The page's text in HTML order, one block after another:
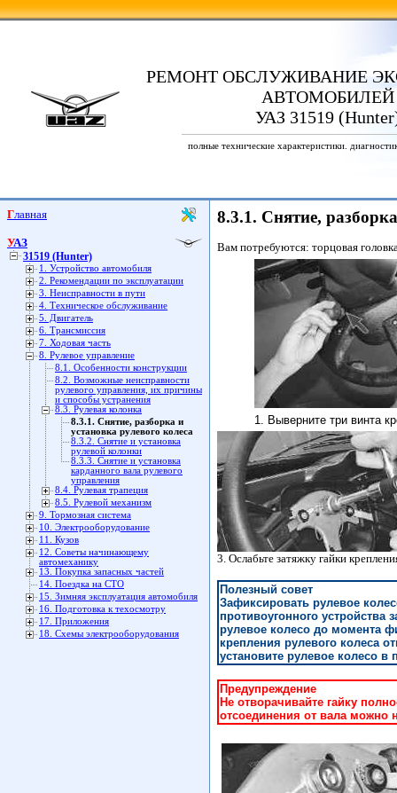
РЕМОНТ ОБСЛУЖИВАНИЕ
АВТОМОБИЛЕЙ
УАЗ 31519
полные технические характеристики.
Главная
УАЗ
31519 (Hunter)
1. Устройство автомобиля
2. Рекомендации по эксплуатации
3. Неисправности в пути
4. Техническое обслуживание
5. Двигатель
6. Трансмиссия
7. Ходовая часть
8. Рулевое управление
8.1. Особенности конструкции
8.2. Возможные неисправности
рулевого управления, их причины
и способы устранения
8.3. Рулевая колонка
8.3.1. Снятие, разборка и
установка рулевого колеса
8.3.2. Снятие и установка
рулевой колонки
8.3.3. Снятие и установка
карданного вала рулевого
управления
8.4. Рулевая трапеция
8.5. Рулевой механизм
9. Тормозная система
10. Электрооборудование
11. Кузов
12. Советы начинающему
автомеханику
13. Покупка запасных частей
14. Поездка на СТО
15. Зимняя эксплуатация автомобиля
16. Подготовка к техосмотру
17. Приложения
18. Схемы электрооборудования
8.3.1. Снятие,
Вам потребуются: торцовая
1. Выверните три винта
3. Ослабьте затяжку гайки
Полезный совет
Зафиксировать рулевое
противоугонного устройства
рулевое колесо до момента
крепления рулевого колеса
установите рулевое колесо
Предупреждение
Не отворачивайте гайку
отсоединения от вала можно